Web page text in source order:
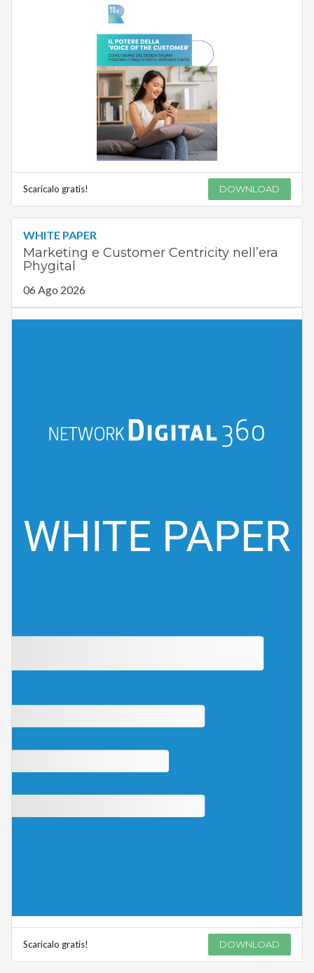
Scaricalo gratis! DOWNLOAD
WHITE PAPER
Marketing e Customer Centricity nell’era
Phygital
06 Ago 2026
Scaricalo gratis! DOWNLOAD